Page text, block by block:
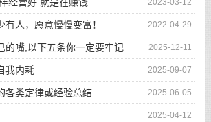
2023-03-12
经营好 就是在赚钱
2022-04-29
有人，愿意慢慢变富！
2025-12-11
的嘴,以下五条你一定要牢记
2025-09-07
我内耗
2025-06-05
各类定律或经验总结
2025-04-12